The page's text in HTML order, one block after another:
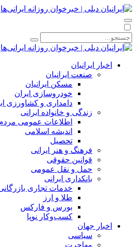
اخبار ایرانیان
صنعت ایرانیان
مسکن ایرانیان
خودروسازی ایران
دامداری و کشاورزی
زندگی و خانواده ایرانی
اطلاعات عمومی
اندیشه اسلامی
تحصیل
فرهنگ و هنر ایرانی
قوانین حقوقی
حمل و نقل عمومی
بانکداری ایرانی
خدمات تجاری
طلا و ارز
بورس و فارکس
کسب‌وکار نوپا
اخبار جهان
سیاسی
مهاجرت